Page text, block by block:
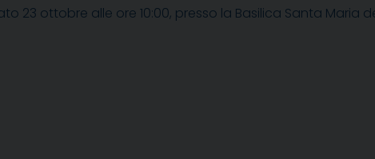
23 ottobre alle ore 10:00, presso la Basilica Santa Maria